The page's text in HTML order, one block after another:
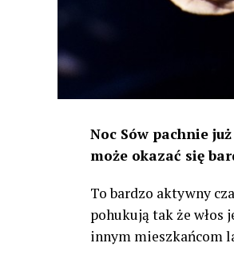
Noc Sów pachnie
może okazać się
To bardzo aktywny
pohukują tak że włos
innym mieszkańcom